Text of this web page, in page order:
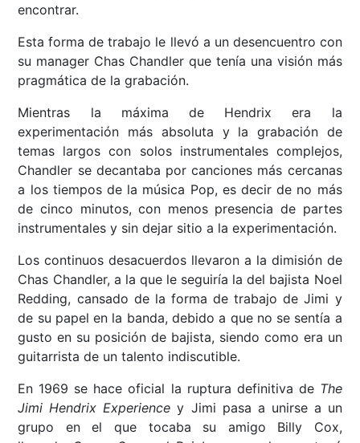
encontrar.
Esta forma de trabajo le llevó a un desencuentro con
su manager Chas Chandler que tenía una visión más
pragmática de la grabación.
Mientras la máxima de Hendrix era la
experimentación más absoluta y la grabación de
temas largos con solos instrumentales complejos,
Chandler se decantaba por canciones más cercanas
a los tiempos de la música Pop, es decir de no más
de cinco minutos, con menos presencia de partes
instrumentales y sin dejar sitio a la experimentación.
Los continuos desacuerdos llevaron a la dimisión de
Chas Chandler, a la que le seguiría la del bajista Noel
Redding, cansado de la forma de trabajo de Jimi y
de su papel en la banda, debido a que no se sentía a
gusto en su posición de bajista, siendo como era un
guitarrista de un talento indiscutible.
En 1969 se hace oficial la ruptura definitiva de The
Jimi Hendrix Experience y Jimi pasa a unirse a un
grupo en el que tocaba su amigo Billy Cox,